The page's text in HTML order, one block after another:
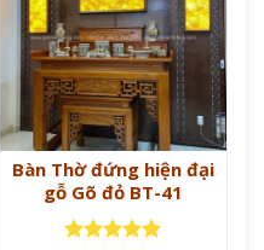
Bàn Thờ đứng hiện đại
gỗ Gõ đỏ BT-41